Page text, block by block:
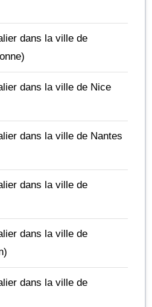
dans la ville de
dans la ville de Nice
dans la ville de Nantes
dans la ville de
dans la ville de
dans la ville de